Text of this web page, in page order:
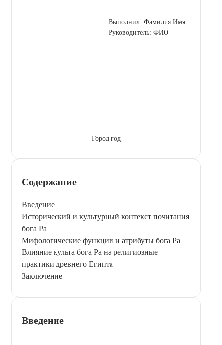
Выполнил: Фамилия Имя
Руководитель: ФИО
Город год
Содержание
Введение
Исторический и культурный контекст почитания
бога Ра
Мифологические функции и атрибуты бога Ра
Влияние культа бога Ра на религиозные
практики древнего Египта
Заключение
Введение